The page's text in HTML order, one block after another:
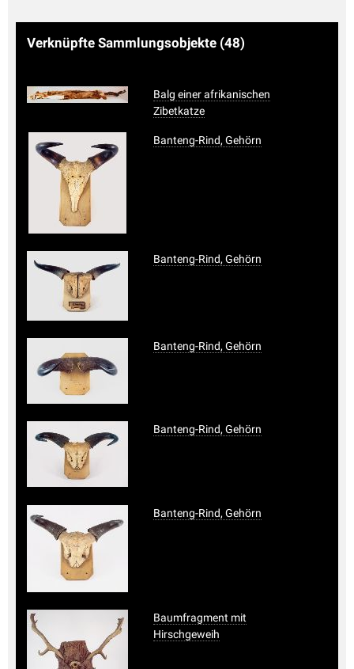
Verknüpfte Sammlungsobjekte (48)
Balg einer afrikanischen
Zibetkatze
Banteng-Rind, Gehörn
Banteng-Rind, Gehörn
Banteng-Rind, Gehörn
Banteng-Rind, Gehörn
Banteng-Rind, Gehörn
Baumfragment mit
Hirschgeweih